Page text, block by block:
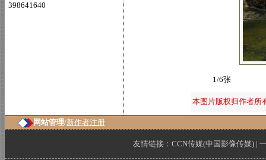
398641640
1/6张
本图片版权归作者所
网站管理/新作者注册
友情链接： CCN传媒(中国影像传媒) |